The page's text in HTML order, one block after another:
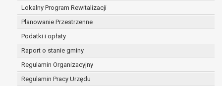
Lokalny Program Rewitalizacji
Planowanie Przestrzenne
Podatki i opłaty
Raport o stanie gminy
Regulamin Organizacyjny
Regulamin Pracy Urzędu
(merytorycznych), a także obowiązków i
zadań zleconych przez instytucje
nadrzędne wobec Gminy;
zawarcia i realizacji umów;
ochrony żywotnych interesów osoby, której
dane dotyczą, lub innej osoby fizycznej;
wykonania zadania realizowanego w
interesie publicznym lub w ramach